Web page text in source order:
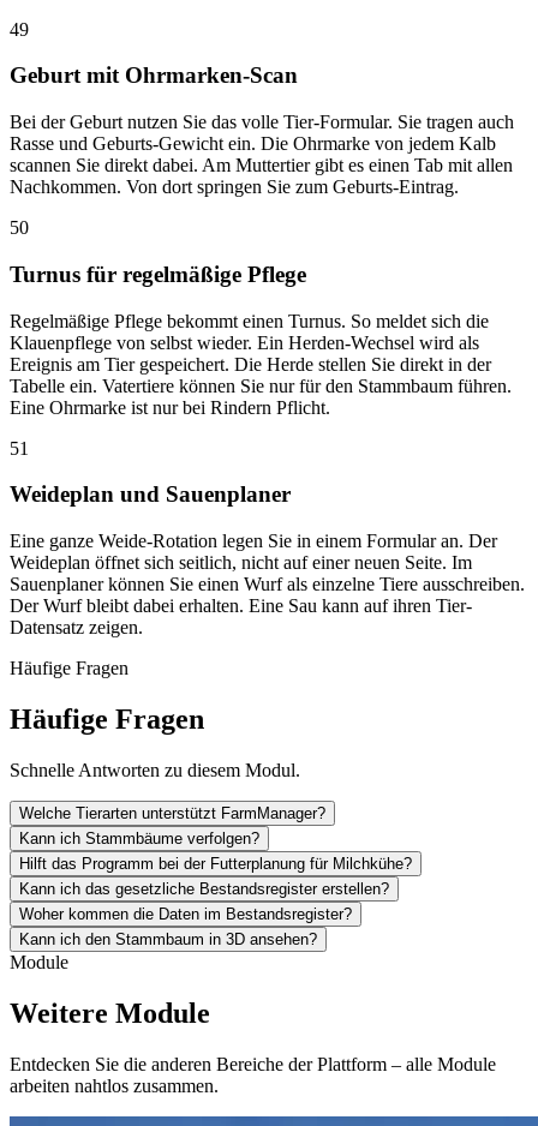
49
Geburt mit Ohrmarken-Scan
Bei der Geburt nutzen Sie das volle Tier-Formular. Sie tragen auch
Rasse und Geburts-Gewicht ein. Die Ohrmarke von jedem Kalb
scannen Sie direkt dabei. Am Muttertier gibt es einen Tab mit allen
Nachkommen. Von dort springen Sie zum Geburts-Eintrag.
50
Turnus für regelmäßige Pflege
Regelmäßige Pflege bekommt einen Turnus. So meldet sich die
Klauenpflege von selbst wieder. Ein Herden-Wechsel wird als
Ereignis am Tier gespeichert. Die Herde stellen Sie direkt in der
Tabelle ein. Vatertiere können Sie nur für den Stammbaum führen.
Eine Ohrmarke ist nur bei Rindern Pflicht.
51
Weideplan und Sauenplaner
Eine ganze Weide-Rotation legen Sie in einem Formular an. Der
Weideplan öffnet sich seitlich, nicht auf einer neuen Seite. Im
Sauenplaner können Sie einen Wurf als einzelne Tiere ausschreiben.
Der Wurf bleibt dabei erhalten. Eine Sau kann auf ihren Tier-
Datensatz zeigen.
Häufige Fragen
Häufige Fragen
Schnelle Antworten zu diesem Modul.
Welche Tierarten unterstützt FarmManager?
Kann ich Stammbäume verfolgen?
Hilft das Programm bei der Futterplanung für Milchkühe?
Kann ich das gesetzliche Bestandsregister erstellen?
Woher kommen die Daten im Bestandsregister?
Kann ich den Stammbaum in 3D ansehen?
Module
Weitere Module
Entdecken Sie die anderen Bereiche der Plattform – alle Module
arbeiten nahtlos zusammen.